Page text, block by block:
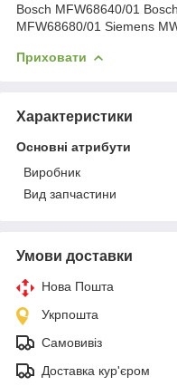
Bosch MFW68640/01
MFW68680/01 Siemens
Приховати
Характеристики
Основні атрибути
Виробник
Вид запчастини
Умови доставки
Нова Пошта
Укрпошта
Самовивіз
Доставка кур'єром